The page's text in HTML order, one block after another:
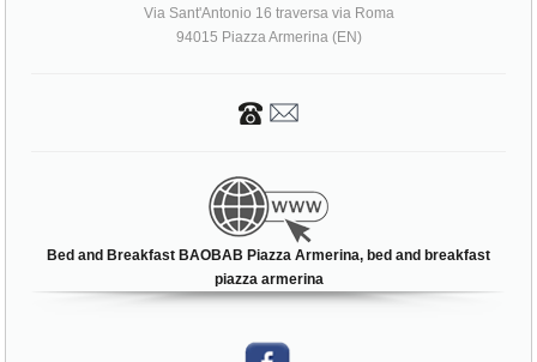
Via Sant'Antonio 16 traversa via Roma
94015 Piazza Armerina (EN)
Bed and Breakfast BAOBAB Piazza Armerina, bed and breakfast
piazza armerina